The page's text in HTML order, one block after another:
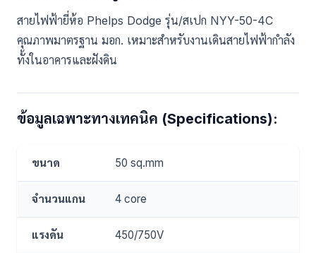
สายไฟฟ้ายี่ห้อ Phelps Dodge รุ่น/สเปก NYY-50-4C
คุณภาพมาตรฐาน มอก. เหมาะสำหรับงานเดินสายไฟฟ้ากำลัง
ทั้งในอาคารและฝังดิน
ข้อมูลเฉพาะทางเทคนิค (Specifications):
ขนาด 50 sq.mm
จำนวนแกน 4 core
แรงดัน 450/750V